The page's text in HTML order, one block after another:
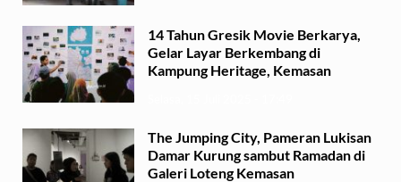
14 Tahun Gresik Movie Berkarya,
Gelar Layar Berkembang di
Kampung Heritage, Kemasan
The Jumping City, Pameran Lukisan
Damar Kurung sambut Ramadan di
Galeri Loteng Kemasan